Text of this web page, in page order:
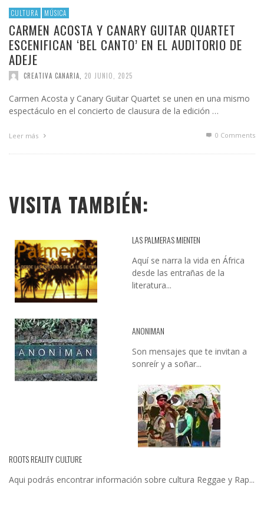
CULTURA MÚSICA
CARMEN ACOSTA Y CANARY GUITAR QUARTET
ESCENIFICAN ‘BEL CANTO’ EN EL AUDITORIO DE
ADEJE
CREATIVA CANARIA 20 JUNIO, 2025
Carmen Acosta y Canary Guitar Quartet se unen en una mismo
espectáculo en el concierto de clausura de la edición …
Leer más 0 Comments
VISITA TAMBIÉN:
LAS PALMERAS MIENTEN
Aquí se narra la vida en África
desde las entrañas de la
literatura...
ANONIMAN
Son mensajes que te invitan a
sonreír y a soñar...
ROOTS REALITY CULTURE
Aqui podrás encontrar información sobre cultura Reggae y Rap...